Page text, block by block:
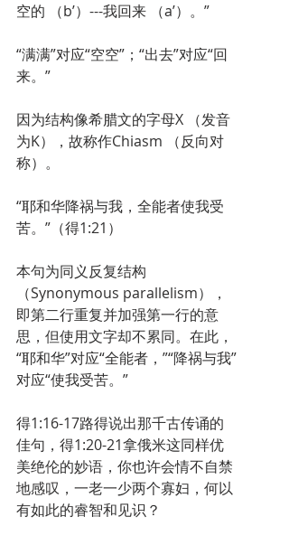
空的 （b’）---我回来 （a’）。”
“满满”对应“空空”；“出去”对应“回
来。”
因为结构像希腊文的字母X （发音
为K），故称作Chiasm （反向对
称）。
“耶和华降祸与我，全能者使我受
苦。”（得1:21）
本句为同义反复结构
（Synonymous parallelism），
即第二行重复并加强第一行的意
思，但使用文字却不累同。在此，
“耶和华”对应“全能者，”“降祸与我”
对应“使我受苦。”
得1:16-17路得说出那千古传诵的
佳句，得1:20-21拿俄米这同样优
美绝伦的妙语，你也许会情不自禁
地感叹，一老一少两个寡妇，何以
有如此的睿智和见识？